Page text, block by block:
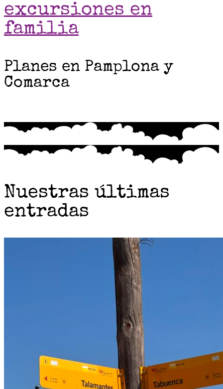
excursiones en
familia
Planes en Pamplona y
Comarca
Nuestras últimas
entradas